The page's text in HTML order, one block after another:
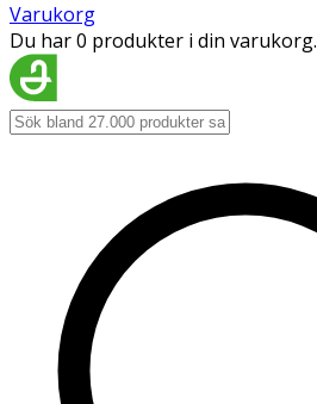
Varukorg
Du har 0 produkter i din varukorg.